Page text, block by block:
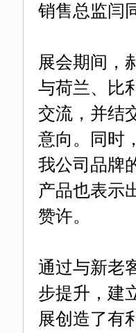
销售总监闫
展会期间，
与荷兰、比
交流，并结
意向。同时
我公司品牌
产品也表示
赞许。
通过与新老
步提升，建
展创造了有